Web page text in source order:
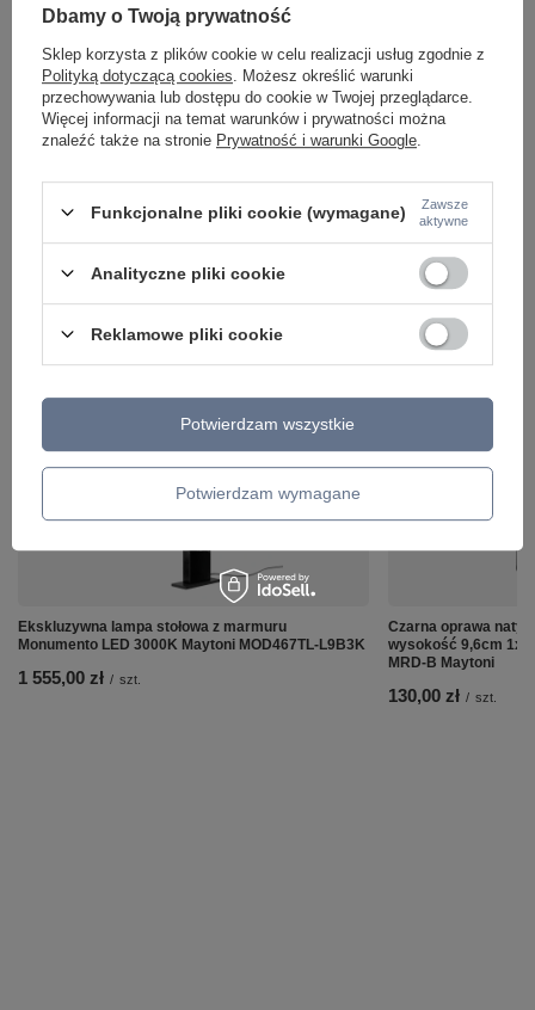
Ekskluzywna lampa stołowa z marmuru
Monumento LED 3000K Maytoni MOD467TL-L9B3K
1 555,00 zł / szt.
Czarna oprawa
wysokość 9,6cm
MRD-B Maytoni
130,00 zł / szt.
Dbamy o Twoją prywatność
Sklep korzysta z plików cookie w celu realizacji usług zgodnie z
Polityką dotyczącą cookies . Możesz określić warunki
przechowywania lub dostępu do cookie w Twojej przeglądarce.
Więcej informacji na temat warunków i prywatności można
znaleźć także na stronie Prywatność i warunki Google
Funkcjonalne pliki cookie (wymagane)
Zawsze
aktywne
Analityczne pliki cookie
Reklamowe pliki cookie
Potwierdzam wymagane
Potwierdzam wszystkie